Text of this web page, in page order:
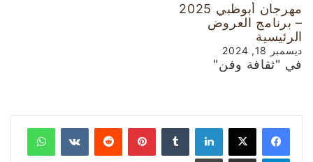
مهرجان أبوظبي 2025
– برنامج العروض
الرئيسية
ديسمبر 18, 2024
في "ثقافة وفن"
لينكدإن بينتيريست